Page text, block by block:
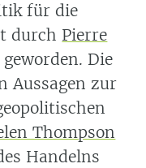
für die
durch Pierre
Die
Aussagen zur
Thompson
Handelns